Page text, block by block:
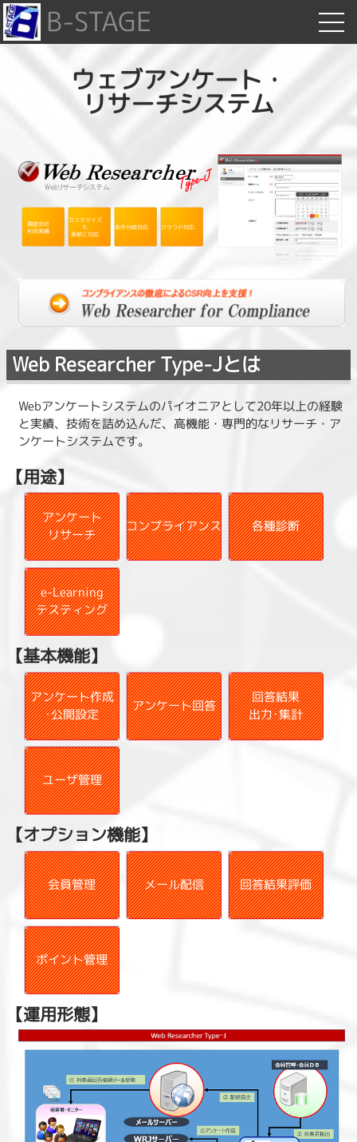
B-STAGE
ウェブアンケート ・
リサーチシステム
調査会社
利用実績
カスタマイズ
も
柔軟に対応
条件分岐対応 クラウド対応
Web Researcher Type-Jとは
Webアンケートシステムのパイオニアとして20年以上の経験
と実績、技術を詰め込んだ、高機能・専門的なリサーチ・ア
ンケートシステムです。
【用途】
アンケート
リサーチ
コンプライアンス 各種診断
e-Learning
テスティング
【基本機能】
アンケート作成
･公開設定
アンケート回答
回答結果
出力･集計
ユーザ管理
【オプション機能】
会員管理 メール配信 回答結果評価
ポイント管理
【運用形態】